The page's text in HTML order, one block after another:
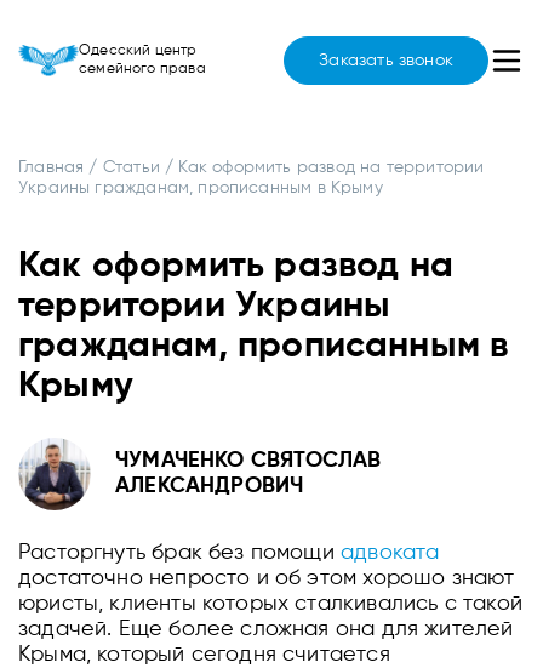
Одесский центр
семейного права
Заказать звонок
Главная / Статьи / Как оформить развод на территории
Украины гражданам, прописанным в Крыму
Как оформить развод на
территории Украины
гражданам, прописанным в
Крыму
ЧУМАЧЕНКО СВЯТОСЛАВ
АЛЕКСАНДРОВИЧ
Расторгнуть брак без помощиадвоката
достаточно непросто и об этом хорошо знают
юристы, клиенты которых сталкивались с такой
задачей. Еще более сложная она для жителей
Крыма, который сегодня считается